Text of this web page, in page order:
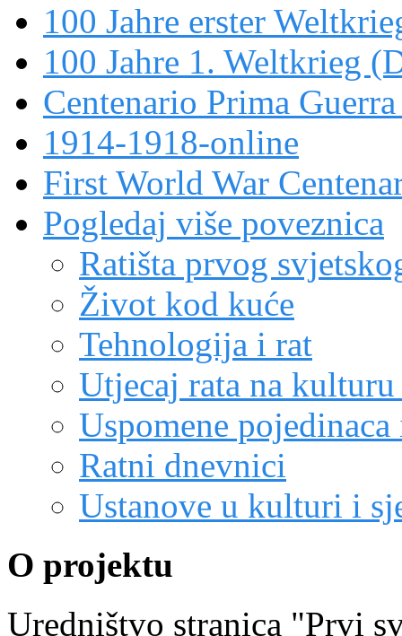
100 Jahre erster
100 Jahre 1. Weltkrieg
Centenario Prima
1914-1918-online
First World War
Pogledaj više poveznica
Ratišta prvog
Život kod kuće
Tehnologija i rat
Utjecaj rata na
Uspomene
Ratni dnevnici
Ustanove u kulturi i
O projektu
Uredništvo stranica "Prvi